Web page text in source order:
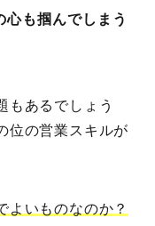
心も掴んでしまう
もあるでしょう
位の営業スキルが
よいものなのか？